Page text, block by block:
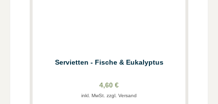
Servietten - Fische & Eukalyptus
4,60 €
inkl. MwSt. zzgl. Versand